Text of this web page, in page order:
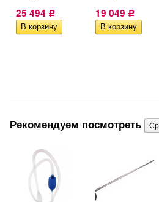
25 494 Р 19 049 Р
Рекомендуем посмотреть